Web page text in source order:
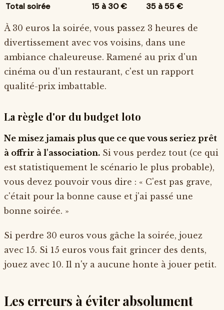
Total soirée
15 à 30 € 35 à 55 €
À 30 euros la soirée, vous passez 3 heures de
divertissement avec vos voisins, dans une
ambiance chaleureuse. Ramené au prix d'un
cinéma ou d'un restaurant, c'est un rapport
qualité-prix imbattable.
La règle d'or du budget loto
Ne misez jamais plus que ce que vous seriez prêt
à offrir à l'association. Si vous perdez tout (ce qui
est statistiquement le scénario le plus probable),
vous devez pouvoir vous dire : « C'est pas grave,
c'était pour la bonne cause et j'ai passé une
bonne soirée. »
Si perdre 30 euros vous gâche la soirée, jouez
avec 15. Si 15 euros vous fait grincer des dents,
jouez avec 10. Il n'y a aucune honte à jouer petit.
Les erreurs à éviter absolument